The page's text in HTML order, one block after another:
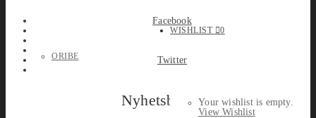
ORIBE
WISHLIST 0
Your wishlist is empty.
View Wishlist
Facebook
Twitter
Nyhetsbrev